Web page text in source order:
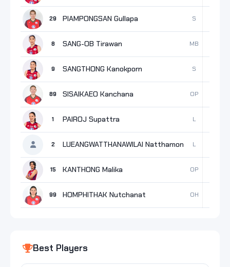
29 PIAMPONGSAN Gullapa S
8 SANG-OB Tirawan MB
9 SANGTHONG Kanokporn S
89 SISAIKAEO Kanchana OP
1 PAIROJ Supattra L
2 LUEANGWATTHANAWILAI Natthamon L
15 KANTHONG Malika OP
99 HOMPHITHAK Nutchanat OH
Best Players